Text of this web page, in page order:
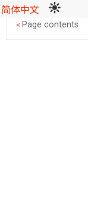
简体中文
< Page contents